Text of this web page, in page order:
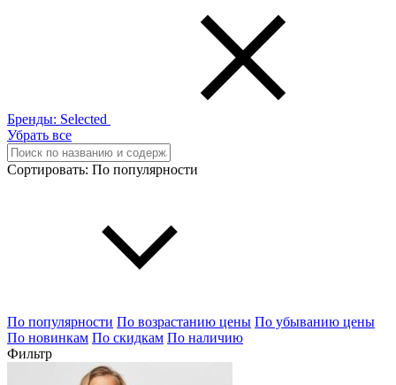
Бренды: Selected
Убрать все
Сортировать: По популярности
По популярности По возрастанию цены По убыванию цены
По новинкам По скидкам По наличию
Фильтр